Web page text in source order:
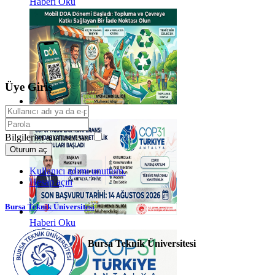
Haberi Oku
Haberi Oku
Üye Giriş
Bilgilerim anımsansın
Oturum aç
Kullanıcı adımı unuttum.
Hesap açın
Bursa Teknik Üniversitesi
Bursa Teknik Üniversitesi